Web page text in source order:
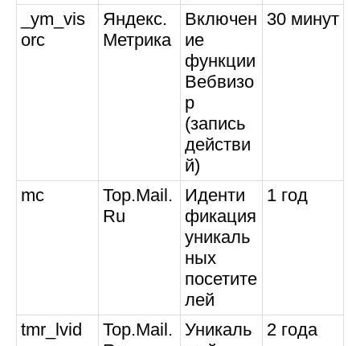
_ym_vis
orc
Яндекс.
Метрика
Включен
ие
функции
Вебвизо
р
(запись
действи
й)
30 минут
mc
Top.Mail.
Ru
Иденти
фикация
уникаль
ных
посетите
лей
1 год
tmr_lvid
Top.Mail.
Уникаль
2 года